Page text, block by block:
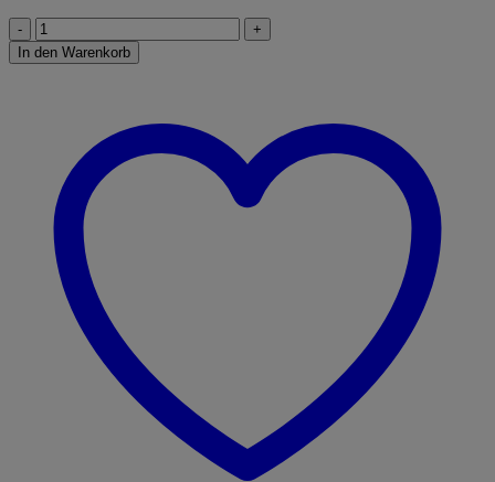
Fendt
1050
Vario
In den Warenkorb